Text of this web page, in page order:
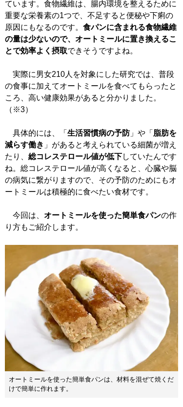
ています。食物繊維は、腸内環境を整えるために
重要な栄養素の1つで、不足すると便秘や下痢の
原因にもなるのです。 食パンに含まれる食物繊維
の量は少ないので、オートミールに置き換えるこ
とで効率よく摂取できそうですよね。
実際に男女210人を対象にした研究では、普段
の食事に加えてオートミールを食べてもらったと
ころ、高い健康効果があると分かりました。
（※3）
具体的には、「 生活習慣病の予防」や「 脂肪を
減らす働き 」があると考えられている細菌が増え
たり、 総コレステロール値が低下していたんです
ね。総コレステロール値が高くなると、心臓や脳
の病気に繋がりますので、その予防のためにもオ
ートミールは積極的に食べたい食材です。
今回は、 オートミールを使った簡単食パンの作
り方もご紹介します。
オートミールを使った簡単食パンは、材料を混ぜて焼くだ
けで簡単に作れます。